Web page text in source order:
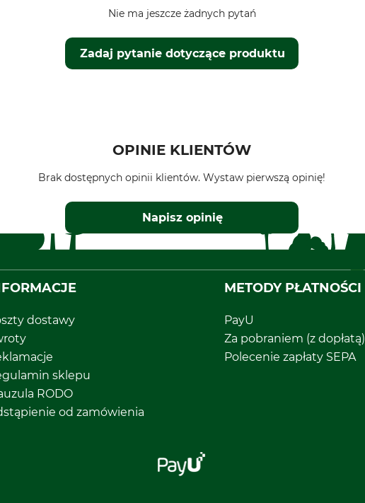
Zadaj pytanie dotyczące produktu
Nie ma jeszcze żadnych pytań
OPINIE KLIENTÓW
Brak dostępnych opinii klientów. Wystaw pierwszą opinię!
Napisz opinię
dostawy
sklepu
RODO
od zamówienia
METODY PŁATNOŚCI
PayU
Za pobraniem (z dopłatą)
Polecenie zapłaty SEPA